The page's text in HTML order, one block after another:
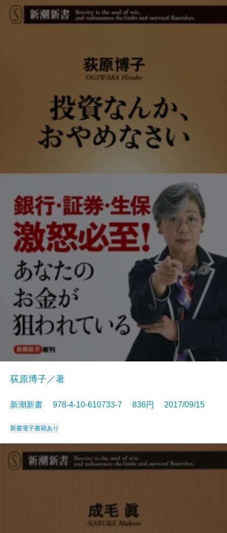
荻原博子／著
新潮新書 978-4-10-610733-7 836円 2017/09/15
新書電子書籍あり